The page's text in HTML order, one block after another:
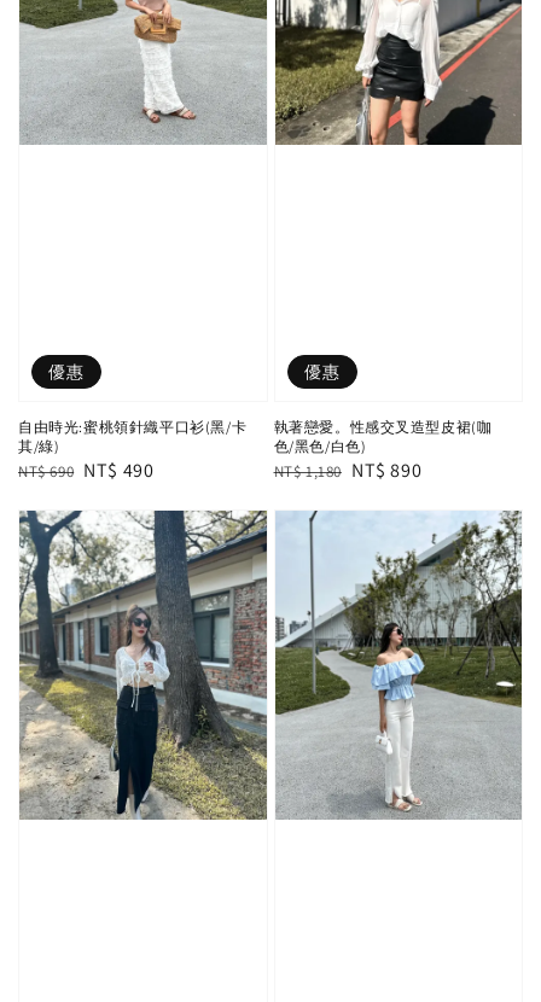
優惠
自由時光:蜜桃領針織平口衫(黑/卡
其/綠)
Regular
NT$ 690 Sale
NT$ 490
優惠
執著戀愛。性感交叉造型皮裙(咖
色/黑色/白色)
Regular
NT$ 1,180 Sale
NT$ 890